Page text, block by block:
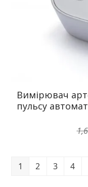
Вимірювач
пульсу
1
2 3 4